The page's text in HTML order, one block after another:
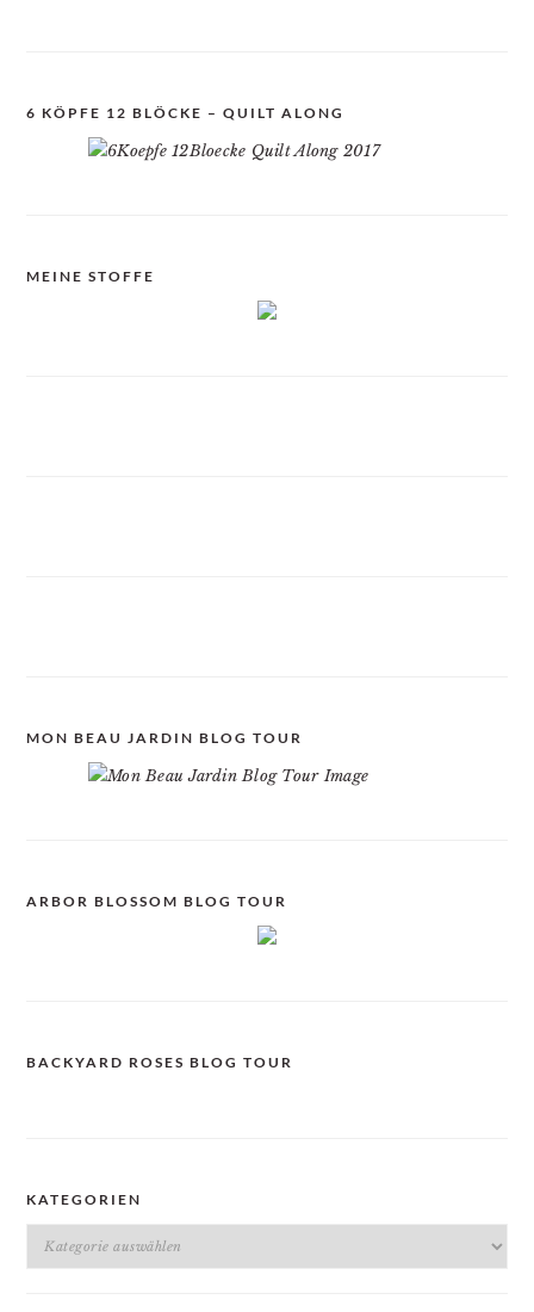
6 KÖPFE 12 BLÖCKE – QUILT ALONG
MEINE STOFFE
MON BEAU JARDIN BLOG TOUR
ARBOR BLOSSOM BLOG TOUR
BACKYARD ROSES BLOG TOUR
KATEGORIEN
Kategorien